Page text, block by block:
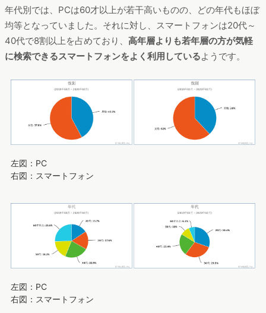
年代別では、PCは60才以上が若干高いものの、どの年代もほぼ
均等となっていました。それに対し、スマートフォンは20代～
40代で8割以上を占めており、 高年層よりも若年層の方が気軽
に検索できるスマートフォンをよく利用しているようです。
左図：PC
右図：スマートフォン
左図：PC
右図：スマートフォン